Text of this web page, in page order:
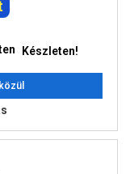
Készleten!